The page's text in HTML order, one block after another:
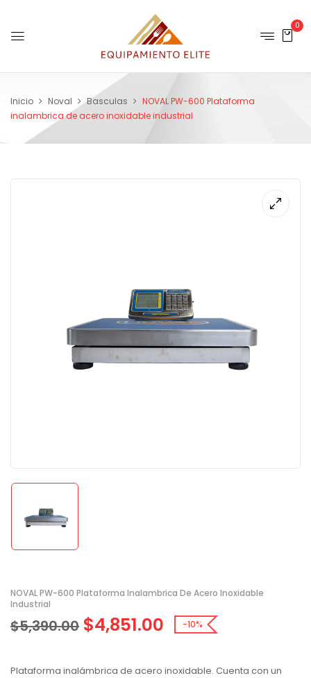
0
Inicio Noval Basculas
NOVAL PW-600 Plataforma
inalambrica de acero inoxidable industrial
NOVAL PW-600 Plataforma Inalambrica De Acero Inoxidable
Industrial
$5,390.00 $4,851.00 -10%
Plataforma inalámbrica de acero inoxidable. Cuenta con un